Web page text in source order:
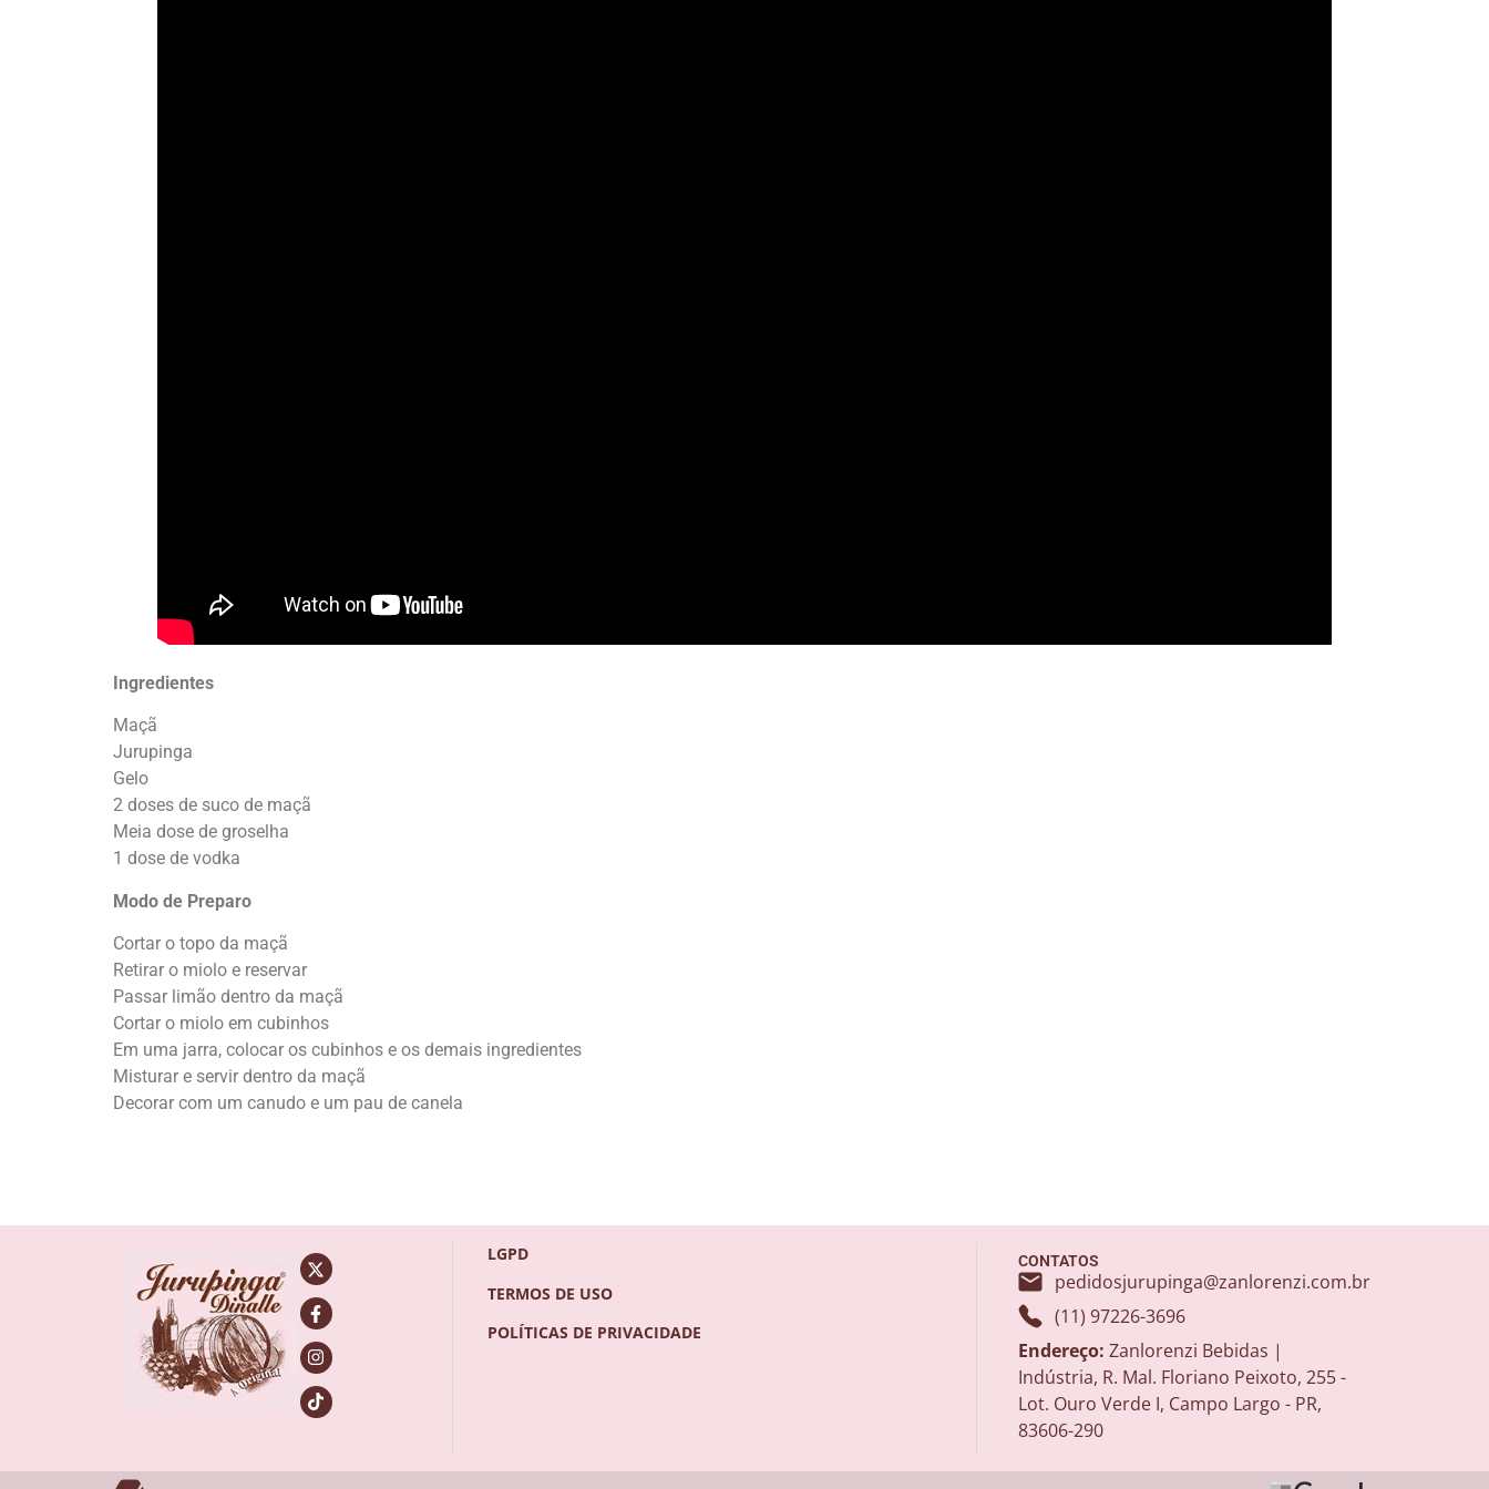
Ingredientes
Maçã
Jurupinga
Gelo
2 doses de suco de maçã
Meia dose de groselha
1 dose de vodka
Modo de Preparo
Cortar o topo da maçã
Retirar o miolo e reservar
Passar limão dentro da maçã
Cortar o miolo em cubinhos
Em uma jarra, colocar os cubinhos e os demais ingredientes
Misturar e servir dentro da maçã
Decorar com um canudo e um pau de canela
LGPD
TERMOS DE USO
POLÍTICAS DE PRIVACIDADE
CONTATOS
pedidosjurupinga@zanlorenzi.com.br
(11) 97226-3696
Endereço: Zanlorenzi Bebidas |
Indústria, R. Mal. Floriano Peixoto, 255 -
Lot. Ouro Verde I, Campo Largo - PR,
83606-290